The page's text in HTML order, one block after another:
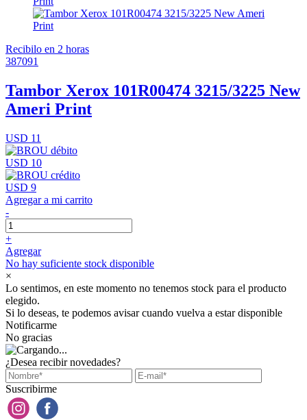
Recibilo en 2 horas
387091
Tambor Xerox 101R00474 3215/3225 New
Ameri Print
USD 11
USD 10
USD 9
Agregar a mi carrito
-
+
Agregar
No hay suficiente stock disponible
×
Lo sentimos, en este momento no tenemos stock para el producto
elegido.
Si lo deseas, te podemos avisar cuando vuelva a estar disponible
Notificarme
No gracias
¿Desea recibir novedades?
Suscribirme